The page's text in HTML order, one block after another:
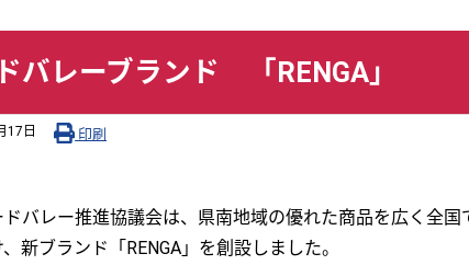
バレーブランド 「RENGA」
17日 印刷
ドバレー推進協議会は、県南地域の優れた商品を広く全
新ブランド「RENGA」を創設しました。